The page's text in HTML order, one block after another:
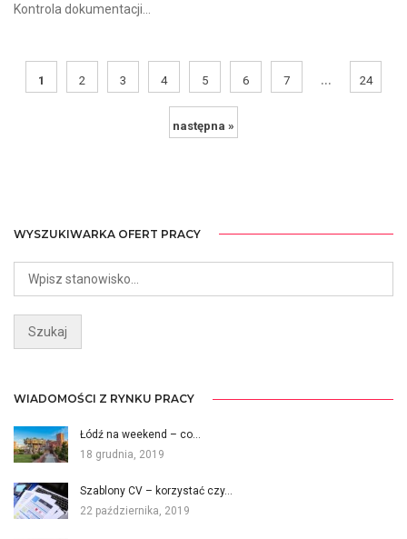
Kontrola dokumentacji...
1 2 3 4 5 6 7 ... 24
następna »
WYSZUKIWARKA OFERT PRACY
WIADOMOŚCI Z RYNKU PRACY
Łódź na weekend – co…
18 grudnia, 2019
Szablony CV – korzystać czy…
22 października, 2019